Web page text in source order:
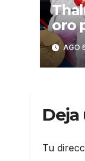
oro
kgAGO
Deja
Tu